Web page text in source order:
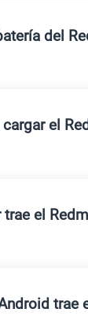
del
cargar el
trae el
trae